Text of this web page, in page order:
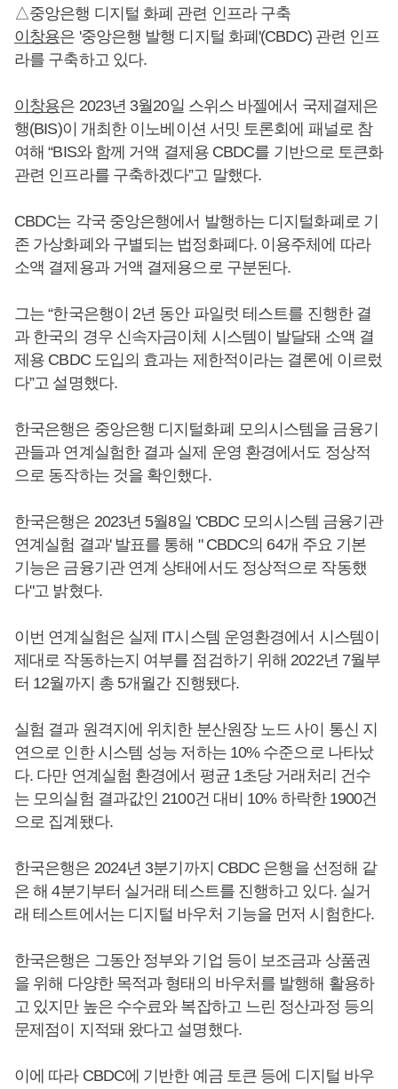
△중앙은행 디지털 화폐 관련 인프라 구축
이창용은 '중앙은행 발행 디지털 화폐'(CBDC) 관련 인프
라를 구축하고 있다.
이창용은 2023년 3월20일 스위스 바젤에서 국제결제은
행(BIS)이 개최한 이노베이션 서밋 토론회에 패널로 참
여해 “BIS와 함께 거액 결제용 CBDC를 기반으로 토큰화
관련 인프라를 구축하겠다”고 말했다.
CBDC는 각국 중앙은행에서 발행하는 디지털화폐로 기
존 가상화폐와 구별되는 법정화폐다. 이용주체에 따라
소액 결제용과 거액 결제용으로 구분된다.
그는 “한국은행이 2년 동안 파일럿 테스트를 진행한 결
과 한국의 경우 신속자금이체 시스템이 발달돼 소액 결
제용 CBDC 도입의 효과는 제한적이라는 결론에 이르렀
다”고 설명했다.
한국은행은 중앙은행 디지털화폐 모의시스템을 금융기
관들과 연계실험한 결과 실제 운영 환경에서도 정상적
으로 동작하는 것을 확인했다.
한국은행은 2023년 5월8일 'CBDC 모의시스템 금융기관
연계실험 결과' 발표를 통해 " CBDC의 64개 주요 기본
기능은 금융기관 연계 상태에서도 정상적으로 작동했
다"고 밝혔다.
이번 연계실험은 실제 IT시스템 운영환경에서 시스템이
제대로 작동하는지 여부를 점검하기 위해 2022년 7월부
터 12월까지 총 5개월간 진행됐다.
실험 결과 원격지에 위치한 분산원장 노드 사이 통신 지
연으로 인한 시스템 성능 저하는 10% 수준으로 나타났
다. 다만 연계실험 환경에서 평균 1초당 거래처리 건수
는 모의실험 결과값인 2100건 대비 10% 하락한 1900건
으로 집계됐다.
한국은행은 2024년 3분기까지 CBDC 은행을 선정해 같
은 해 4분기부터 실거래 테스트를 진행하고 있다. 실거
래 테스트에서는 디지털 바우처 기능을 먼저 시험한다.
한국은행은 그동안 정부와 기업 등이 보조금과 상품권
을 위해 다양한 목적과 형태의 바우처를 발행해 활용하
고 있지만 높은 수수료와 복잡하고 느린 정산과정 등의
문제점이 지적돼 왔다고 설명했다.
이에 따라 CBDC에 기반한 예금 토큰 등에 디지털 바우